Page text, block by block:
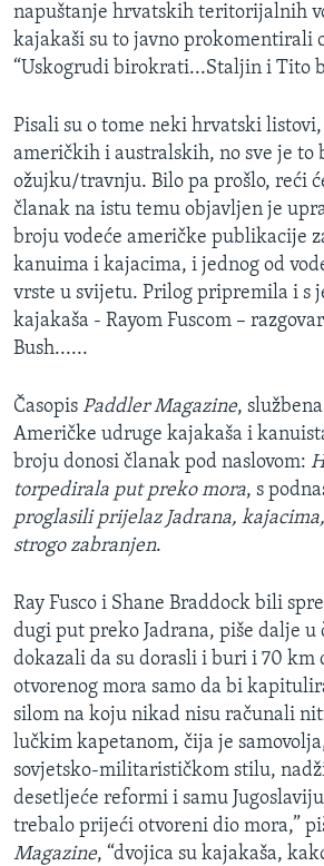
O GLASU AMERIKE
PRATITE NAS
Jezici
napuštanje hrvatskih teritorijalnih
kajakaši su to javno prokomentirali
“Uskogrudi birokrati...Staljin i Tito
Pisali su o tome neki hrvatski
američkih i australskih, no sve je to
ožujku/travnju. Bilo pa prošlo, reći
članak na istu temu objavljen je
broju vodeće američke publikacije
kanuima i kajacima, i jednog od
vrste u svijetu. Prilog pripremila i s
kajakaša - Rayom Fuscom –
Bush......
Časopis Paddler Magazine,
Američke udruge kajakaša i
broju donosi članak pod naslovom:
torpedirala put preko mora, s
proglasili prijelaz Jadrana,
strogo zabranjen.
Ray Fusco i Shane Braddock bili
dugi put preko Jadrana, piše dalje
dokazali da su dorasli i buri i 70 km
otvorenog mora samo da bi
silom na koju nikad nisu računali
lučkim kapetanom, čija je
sovjetsko-militarističkom stilu,
desetljeće reformi i samu
trebalo prijeći otvoreni dio mora,”
Magazine, “dvojica su kajakaša,